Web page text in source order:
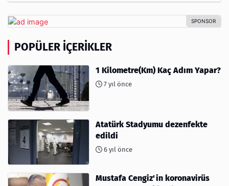
POPÜLER İÇERIKLER
1 Kilometre(Km) Kaç Adım Yapar?
7 yıl önce
Atatürk Stadyumu dezenfekte
edildi
6 yıl önce
Mustafa Cengiz'in koronavirüs